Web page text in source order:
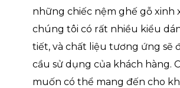
những chiếc nệm ghế gỗ xinh
chúng tôi có rất nhiều kiểu
tiết, và chất liệu tương ứng sẽ
cầu sử dụng của khách hàng.
muốn có thể mang đến cho